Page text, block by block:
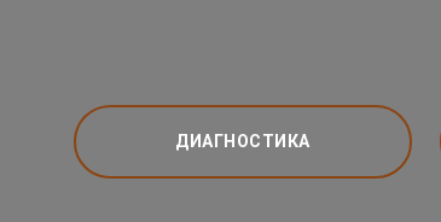
ДИАГНОСТИКА